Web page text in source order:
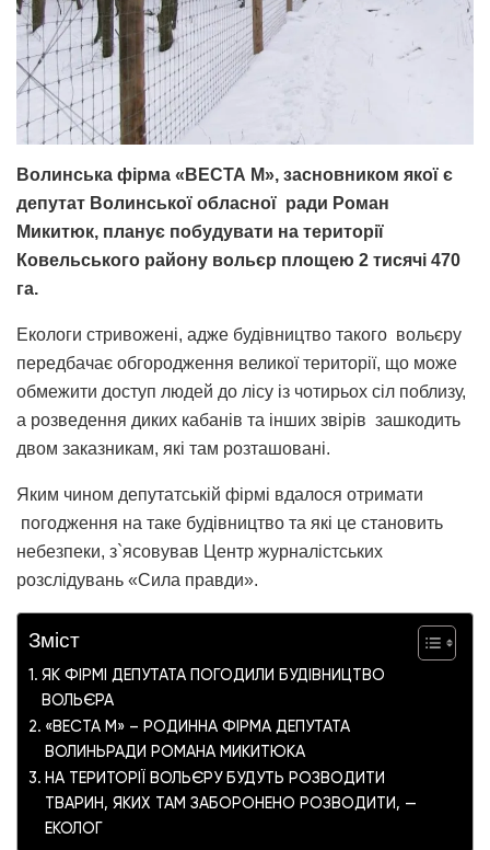
Волинська фірма «ВЕСТА М», засновником якої є
депутат Волинської обласної ради Роман
Микитюк, планує побудувати на території
Ковельського району вольєр площею 2 тисячі 470
га.
Екологи стривожені, адже будівництво такого вольєру
передбачає обгородження великої території, що може
обмежити доступ людей до лісу із чотирьох сіл поблизу,
а розведення диких кабанів та інших звірів зашкодить
двом заказникам, які там розташовані.
Яким чином депутатській фірмі вдалося отримати
погодження на таке будівництво та які це становить
небезпеки, з`ясовував Центр журналістських
розслідувань «Сила правди».
Зміст
ЯК ФІРМІ ДЕПУТАТА ПОГОДИЛИ БУДІВНИЦТВО
ВОЛЬЄРА
«ВЕСТА М» – РОДИННА ФІРМА ДЕПУТАТА
ВОЛИНЬРАДИ РОМАНА МИКИТЮКА
НА ТЕРИТОРІЇ ВОЛЬЄРУ БУДУТЬ РОЗВОДИТИ
ТВАРИН, ЯКИХ ТАМ ЗАБОРОНЕНО РОЗВОДИТИ, —
ЕКОЛОГ